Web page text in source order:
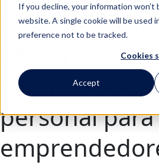
If you decline, your information
website. A single cookie will be used
preference not to be tracked.
Cookies
Accept
Lista de
15 puntos
contratación
personal para